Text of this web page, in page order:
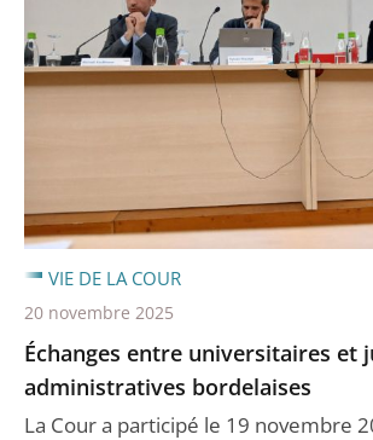
Échanges entre universitaires et
administratives bordelaises
La Cour a participé le 19 novembre
VIE DE LA COUR
20 novembre 2025